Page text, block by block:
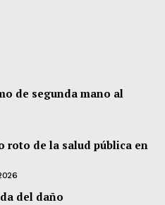
de segunda mano al
roto de la salud pública en
del daño